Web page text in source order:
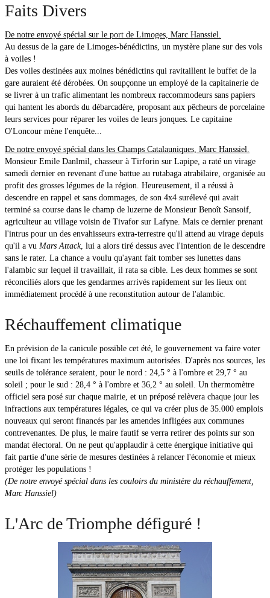
Faits Divers
De notre envoyé spécial sur le port de Limoges, Marc Hanssiel.
Au dessus de la gare de Limoges-bénédictins, un mystère plane sur des vols
à voiles !
Des voiles destinées aux moines bénédictins qui ravitaillent le buffet de la
gare auraient été dérobées. On soupçonne un employé de la capitainerie de
se livrer à un trafic alimentant les nombreux raccommodeurs sans papiers
qui hantent les abords du débarcadère, proposant aux pêcheurs de porcelaine
leurs services pour réparer les voiles de leurs jonques. Le capitaine
O'Loncour mène l'enquête...
De notre envoyé spécial dans les Champs Catalauniques, Marc Hanssiel.
Monsieur Emile Danlmil, chasseur à Tirforin sur Lapipe, a raté un virage
samedi dernier en revenant d'une battue au rutabaga atrabilaire, organisée au
profit des grosses légumes de la région. Heureusement, il a réussi à
descendre en rappel et sans dommages, de son 4x4 surélevé qui avait
terminé sa course dans le champ de luzerne de Monsieur Benoît Sansoif,
agriculteur au village voisin de Tivafor sur Lafyne. Mais ce dernier prenant
l'intrus pour un des envahisseurs extra-terrestre qu'il attend au virage depuis
qu'il a vu Mars Attack, lui a alors tiré dessus avec l'intention de le descendre
sans le rater. La chance a voulu qu'ayant fait tomber ses lunettes dans
l'alambic sur lequel il travaillait, il rata sa cible. Les deux hommes se sont
réconciliés alors que les gendarmes arrivés rapidement sur les lieux ont
immédiatement procédé à une reconstitution autour de l'alambic.
Réchauffement climatique
En prévision de la canicule possible cet été, le gouvernement va faire voter
une loi fixant les températures maximum autorisées. D'après nos sources, les
seuils de tolérance seraient, pour le nord : 24,5 ° à l'ombre et 29,7 ° au
soleil ; pour le sud : 28,4 ° à l'ombre et 36,2 ° au soleil. Un thermomètre
officiel sera posé sur chaque mairie, et un préposé relèvera chaque jour les
infractions aux températures légales, ce qui va créer plus de 35.000 emplois
nouveaux qui seront financés par les amendes infligées aux communes
contrevenantes. De plus, le maire fautif se verra retirer des points sur son
mandat électoral. On ne peut qu'applaudir à cette énergique initiative qui
fait partie d'une série de mesures destinées à relancer l'économie et mieux
protéger les populations !
(De notre envoyé spécial dans les couloirs du ministère du réchauffement,
Marc Hanssiel)
L'Arc de Triomphe défiguré !